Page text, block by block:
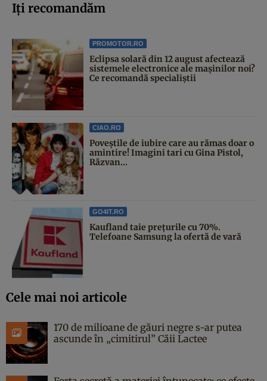
Iți recomandăm
PROMOTOR.RO
Eclipsa solară din 12 august afectează
sistemele electronice ale mașinilor noi?
Ce recomandă specialiștii
CIAO.RO
Poveştile de iubire care au rămas doar o
amintire! Imagini tari cu Gina Pistol,
Răzvan...
GO4IT.RO
Kaufland taie prețurile cu 70%.
Telefoane Samsung la ofertă de vară
Cele mai noi articole
170 de milioane de găuri negre s-ar putea
ascunde în „cimitirul” Căii Lactee